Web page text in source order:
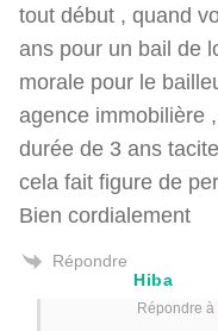
tout début , quand
ans pour un bail de
morale pour le
agence immobilière
durée de 3 ans
cela fait figure de
Bien cordialement
Répondre
Hiba
Répondre à